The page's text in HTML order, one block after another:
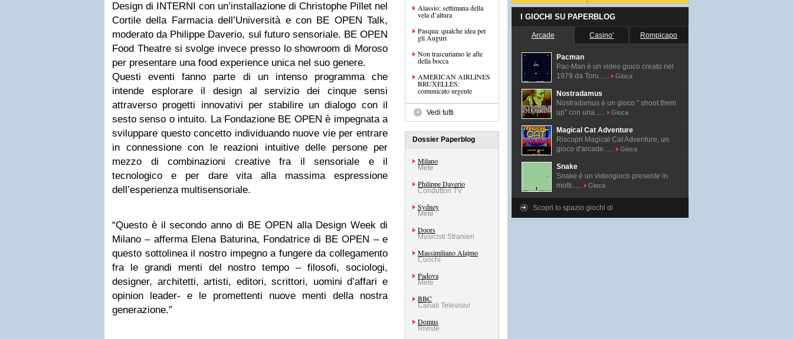
Design di INTERNI con un’installazione di Christophe Pillet nel
Cortile della Farmacia dell’Università e con BE OPEN Talk,
moderato da Philippe Daverio, sul futuro sensoriale. BE OPEN
Food Theatre si svolge invece presso lo showroom di Moroso
per presentare una food experience unica nel suo genere.
Questi eventi fanno parte di un intenso programma che
intende esplorare il design al servizio dei cinque sensi
attraverso progetti innovativi per stabilire un dialogo con il
sesto senso o intuito. La Fondazione BE OPEN è impegnata a
sviluppare questo concetto individuando nuove vie per entrare
in connessione con le reazioni intuitive delle persone per
mezzo di combinazioni creative fra il sensoriale e il
tecnologico e per dare vita alla massima espressione
dell’esperienza multisensoriale.
“Questo è il secondo anno di BE OPEN alla Design Week di
Milano – afferma Elena Baturina, Fondatrice di BE OPEN – e
questo sottolinea il nostro impegno a fungere da collegamento
fra le grandi menti del nostro tempo – filosofi, sociologi,
designer, architetti, artisti, editori, scrittori, uomini d’affari e
opinion leader- e le promettenti nuove menti della nostra
generazione.”
Alassio: settimana della
vela d’altura
Pasqua: qualche idea per
gli Auguri
Non trascuriamo le afte
della bocca
AMERICAN AIRLINES
BRUXELLES:
comunicato urgente
Vedi tutti
Dossier Paperblog
Milano
Mete
Philippe Daverio
Conduttori TV
Sydney
Mete
Doors
Musicisti Stranieri
Massimiliano Alajmo
Cuochi
Padova
Mete
BBC
Canali Televisivi
Domus
Riviste
I GIOCHI SU PAPERBLOG
Arcade Casino' Rompicapo
Pacman
Pac-Man é un video gioco creato nel
1979 da Toru......
Gioca
Nostradamus
Nostradamus è un gioco " shoot them
up" con una......
Gioca
Magical Cat Adventure
Riscopri Magical Cat Adventure, un
gioco d'arcade......
Gioca
Snake
Snake è un videogioco presente in
molti......
Gioca
Scopri lo spazio giochi di